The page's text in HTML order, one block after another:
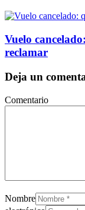
Vuelo
reclamar
Deja un
Comentario
Nombre